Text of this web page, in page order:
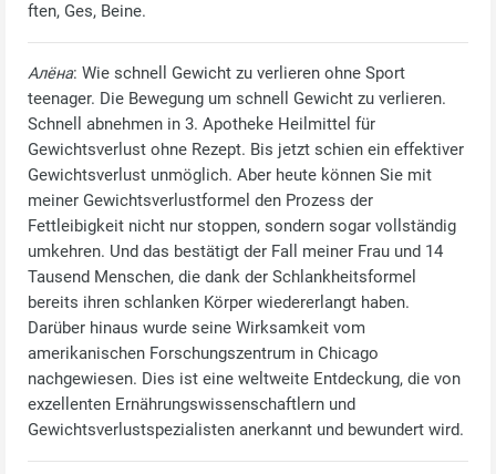
ften, Ges, Beine.
Алёна: Wie schnell Gewicht zu verlieren ohne Sport
teenager. Die Bewegung um schnell Gewicht zu verlieren.
Schnell abnehmen in 3. Apotheke Heilmittel für
Gewichtsverlust ohne Rezept. Bis jetzt schien ein effektiver
Gewichtsverlust unmöglich. Aber heute können Sie mit
meiner Gewichtsverlustformel den Prozess der
Fettleibigkeit nicht nur stoppen, sondern sogar vollständig
umkehren. Und das bestätigt der Fall meiner Frau und 14
Tausend Menschen, die dank der Schlankheitsformel
bereits ihren schlanken Körper wiedererlangt haben.
Darüber hinaus wurde seine Wirksamkeit vom
amerikanischen Forschungszentrum in Chicago
nachgewiesen. Dies ist eine weltweite Entdeckung, die von
exzellenten Ernährungswissenschaftlern und
Gewichtsverlustspezialisten anerkannt und bewundert wird.